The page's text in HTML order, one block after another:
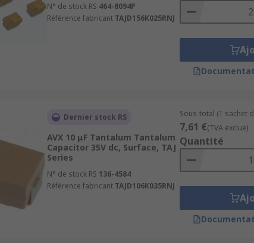
N° de stock RS 464-8094P
Référence fabricant TAJD156K025RNJ
Dernier stock RS
AVX 10 μF Tantalum Tantalum
Capacitor 35V dc, Surface, TAJ
Series
N° de stock RS 136-4584
Référence fabricant TAJD106K035RNJ
Sous-total (1 sachet
7,61 €(TVA exclue)
Quantité